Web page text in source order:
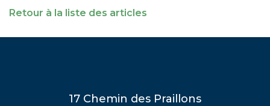
Retour à la liste des articles
17 Chemin des Praillons